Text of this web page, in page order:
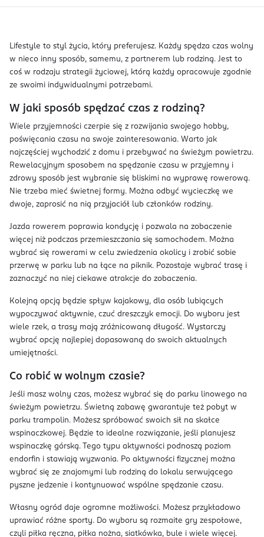
Lifestyle to styl życia, który preferujesz. Każdy spędza czas wolny
w nieco inny sposób, samemu, z partnerem lub rodziną. Jest to
coś w rodzaju strategii życiowej, którą każdy opracowuje zgodnie
ze swoimi indywidualnymi potrzebami.
W jaki sposób spędzać czas z rodziną?
Wiele przyjemności czerpie się z rozwijania swojego hobby,
poświęcania czasu na swoje zainteresowania. Warto jak
najczęściej wychodzić z domu i przebywać na świeżym powietrzu.
Rewelacyjnym sposobem na spędzanie czasu w przyjemny i
zdrowy sposób jest wybranie się bliskimi na wyprawę rowerową.
Nie trzeba mieć świetnej formy. Można odbyć wycieczkę we
dwoje, zaprosić na nią przyjaciół lub członków rodziny.
Jazda rowerem poprawia kondycję i pozwala na zobaczenie
więcej niż podczas przemieszczania się samochodem. Można
wybrać się rowerami w celu zwiedzenia okolicy i zrobić sobie
przerwę w parku lub na łące na piknik. Pozostaje wybrać trasę i
zaznaczyć na niej ciekawe atrakcje do zobaczenia.
Kolejną opcją będzie spływ kajakowy, dla osób lubiących
wypoczywać aktywnie, czuć dreszczyk emocji. Do wyboru jest
wiele rzek, a trasy mają zróżnicowaną długość. Wystarczy
wybrać opcję najlepiej dopasowaną do swoich aktualnych
umiejętności.
Co robić w wolnym czasie?
Jeśli masz wolny czas, możesz wybrać się do parku linowego na
świeżym powietrzu. Świetną zabawę gwarantuje też pobyt w
parku trampolin. Możesz spróbować swoich sił na skałce
wspinaczkowej. Będzie to idealne rozwiązanie, jeśli planujesz
wspinaczkę górską. Tego typu aktywności podnoszą poziom
endorfin i stawiają wyzwania. Po aktywności fizycznej można
wybrać się ze znajomymi lub rodziną do lokalu serwującego
pyszne jedzenie i kontynuować wspólne spędzanie czasu.
Własny ogród daje ogromne możliwości. Możesz przykładowo
uprawiać różne sporty. Do wyboru są rozmaite gry zespołowe,
czyli piłka ręczna, piłka nożna, siatkówka, bule i wiele więcej.